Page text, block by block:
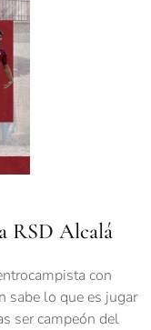
RSD Alcalá
con
sabe lo que es jugar
ser campeón del